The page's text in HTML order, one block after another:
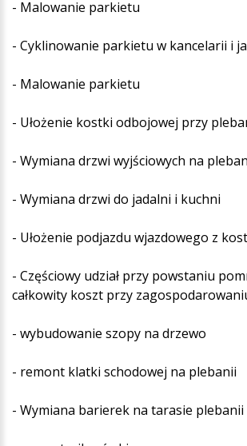
- Malowanie parkietu
- Cyklinowanie parkietu w kancelarii i
- Malowanie parkietu
- Ułożenie kostki odbojowej przy
- Wymiana drzwi wyjściowych na
- Wymiana drzwi do jadalni i kuchni
- Ułożenie podjazdu wjazdowego z
- Częściowy udział przy powstaniu
całkowity koszt przy
- wybudowanie szopy na drzewo
- remont klatki schodowej na plebanii
- Wymiana barierek na tarasie plebanii